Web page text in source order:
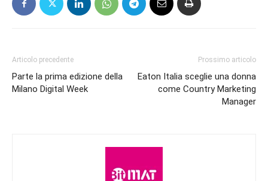
Articolo precedente
Parte la prima edizione della
Milano Digital Week
Prossimo articolo
Eaton Italia sceglie una donna
come Country Marketing
Manager